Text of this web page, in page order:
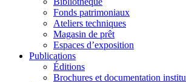
Fonds patrimoniaux
Ateliers techniques
Magasin de prêt
Espaces d’exposition
Publications
Éditions
Brochures et documentation